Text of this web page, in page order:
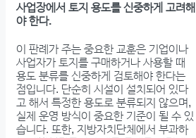
사업장에서 토지 용도를 신중하게 고려해
야 한다.
이 판례가 주는 중요한 교훈은 기업이나
사업자가 토지를 구매하거나 사용할 때
용도 분류를 신중하게 검토해야 한다는
점입니다. 단순히 시설이 설치되어 있다
고 해서 특정한 용도로 분류되지 않으며,
실제 운영 방식이 중요한 기준이 될 수 있
습니다. 또한, 지방자치단체에서 부과하